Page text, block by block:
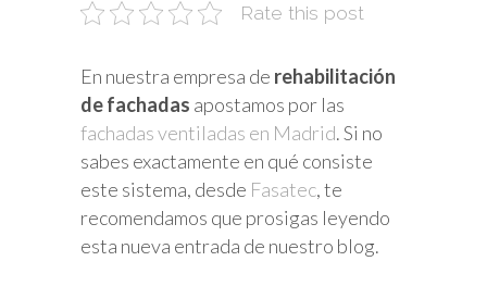
Rate this post
En nuestra empresa de rehabilitación
de fachadas apostamos por las
fachadas ventiladas en Madrid. Si no
sabes exactamente en qué consiste
este sistema, desde Fasatec, te
recomendamos que prosigas leyendo
esta nueva entrada de nuestro blog.